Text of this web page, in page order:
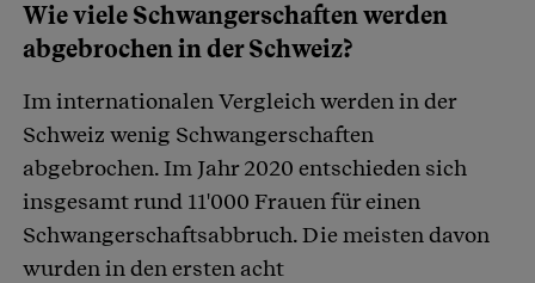
Wie viele Schwangerschaften werden
abgebrochen in der Schweiz?
Im internationalen Vergleich werden in der
Schweiz wenig Schwangerschaften
abgebrochen. Im Jahr 2020 entschieden sich
insgesamt rund 11'000 Frauen für einen
Schwangerschaftsabbruch. Die meisten davon
wurden in den ersten acht